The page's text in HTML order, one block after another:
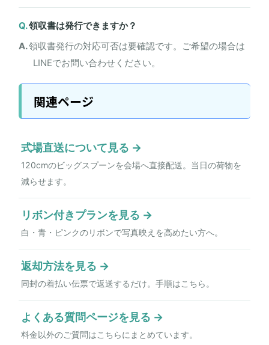
領収書は発行できますか？
領収書発行の対応可否は要確認です。ご希望の場合は
LINEでお問い合わせください。
関連ページ
式場直送について見る
120cmのビッグスプーンを会場へ直接配送。当日の荷物を
減らせます。
リボン付きプランを見る
白・青・ピンクのリボンで写真映えを高めたい方へ。
返却方法を見る
同封の着払い伝票で返送するだけ。手順はこちら。
よくある質問ページを見る
料金以外のご質問はこちらにまとめています。